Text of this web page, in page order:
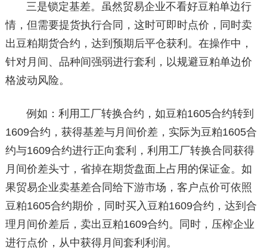
三是锁定基差。虽然贸易企业不看好豆粕单边行
情，但需要提货执行合同，这时可即时点价，同时卖
出豆粕期货合约，达到预期后平仓获利。在操作中，
针对月间、品种间强弱进行套利，以规避豆粕单边价
格波动风险。
例如：利用工厂转换合约，如豆粕1605合约转到
1609合约，获得基差与月间价差，实际为豆粕1605合
约与1609合约进行正向套利，利用工厂转换合同获得
月间价差头寸，省掉在期货盘面上占用的保证金。如
果贸易企业卖基差合同给下游市场，客户点价可依照
豆粕1605合约期价，同时买入豆粕1609合约，达到合
理月间价差后，卖出豆粕1609合约。同时，压榨企业
进行点价，从中获得月间套利利润。